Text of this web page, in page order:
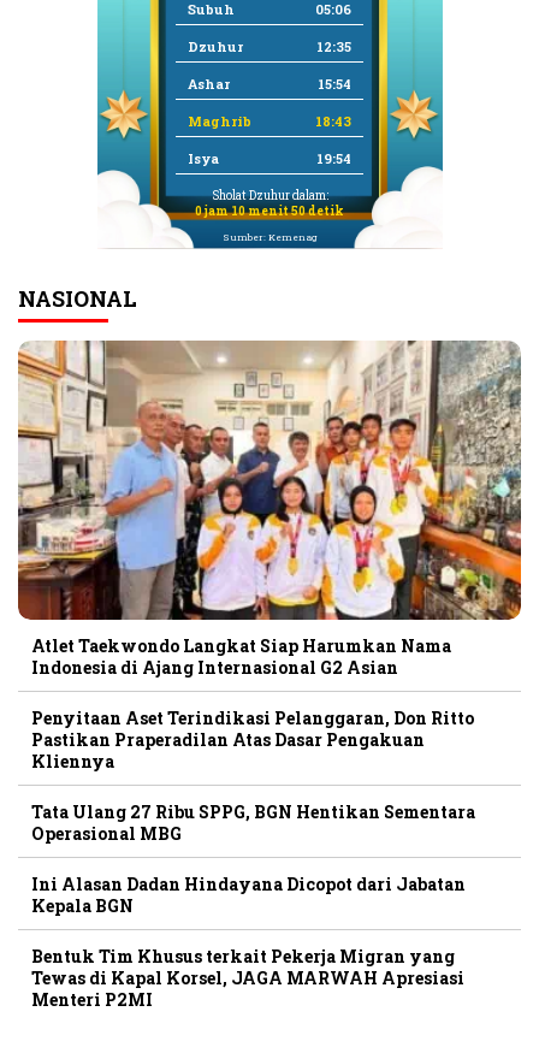
Subuh 05:06
Dzuhur 12:35
Ashar 15:54
Maghrib 18:43
Isya 19:54
Sholat Dzuhur dalam:
0 jam 10 menit 49 detik
Sumber: Kemenag
NASIONAL
Atlet Taekwondo Langkat Siap Harumkan Nama
Indonesia di Ajang Internasional G2 Asian
Penyitaan Aset Terindikasi Pelanggaran, Don Ritto
Pastikan Praperadilan Atas Dasar Pengakuan
Kliennya
Tata Ulang 27 Ribu SPPG, BGN Hentikan Sementara
Operasional MBG
Ini Alasan Dadan Hindayana Dicopot dari Jabatan
Kepala BGN
Bentuk Tim Khusus terkait Pekerja Migran yang
Tewas di Kapal Korsel, JAGA MARWAH Apresiasi
Menteri P2MI